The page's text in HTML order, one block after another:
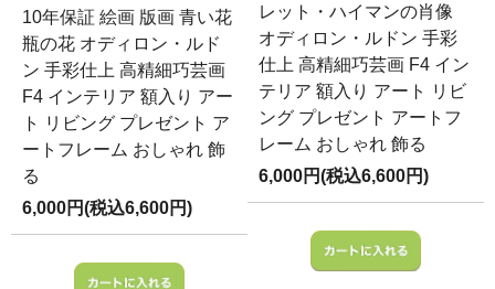
10年保証 絵画 版画 青い花
瓶の花 オディロン・ルド
ン 手彩仕上 高精細巧芸画
F4 インテリア 額入り アー
ト リビング プレゼント ア
ートフレーム おしゃれ 飾
る
6,000円(税込6,600円)
レット・ハイマンの肖像
オディロン・ルドン 手彩
仕上 高精細巧芸画 F4 イン
テリア 額入り アート リビ
ング プレゼント アートフ
レーム おしゃれ 飾る
6,000円(税込6,600円)